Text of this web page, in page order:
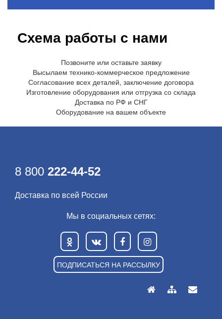
Схема работы с нами
Позвоните или оставьте заявку
Высылаем технико-коммерческое предложение
Согласование всех деталей, заключение договора
Изготовление оборудования или отгрузка со склада
Доставка по РФ и СНГ
Оборудование на вашем объекте
8 800 222-44-52
Доставка по всей России
Мы в социальных сетях:
ПОДПИСАТЬСЯ НА РАССЫЛКУ